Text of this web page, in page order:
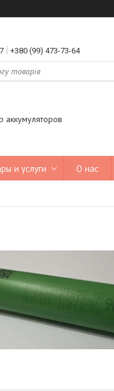
+380 (99) 473-73-64
аккумуляторов
и услуги О нас